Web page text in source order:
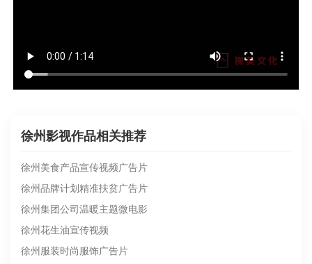
徐州影视作品相关推荐
徐州美食产品宣传视频广告片
徐州品牌计划精准扶贫广告片
徐州集团公司温暖主题微电影
徐州花生油宣传视频
徐州服装时尚服饰广告片